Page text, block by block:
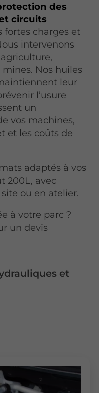
des
circuits
fortes charges et
intervenons
Nos huiles
leur
l’usure
un
vos machines,
et les coûts de
adaptés à vos
200L, avec
ou en atelier.
à votre parc ?
un devis
et